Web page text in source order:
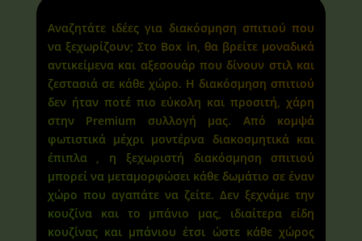
Αναζητάτε ιδέες για διακόσμηση σπιτιού που
να ξεχωρίζουν; Στο Box in, θα βρείτε μοναδικά
αντικείμενα και αξεσουάρ που δίνουν στιλ και
ζεστασιά σε κάθε χώρο. Η διακόσμηση σπιτιού
δεν ήταν ποτέ πιο εύκολη και προσιτή, χάρη
στην Premium συλλογή μας. Από κομψά
φωτιστικά μέχρι μοντέρνα διακοσμητικά και
έπιπλα , η ξεχωριστή διακόσμηση σπιτιού
μπορεί να μεταμορφώσει κάθε δωμάτιο σε έναν
χώρο που αγαπάτε να ζείτε. Δεν ξεχνάμε την
κουζίνα και το μπάνιο μας, ιδιαίτερα είδη
κουζίνας και μπάνιου έτσι ώστε κάθε χώρος